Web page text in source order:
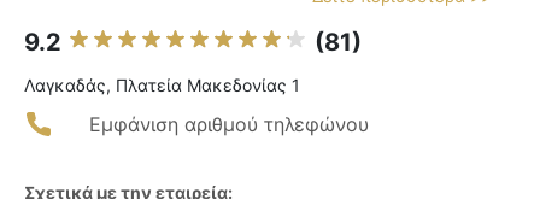
9.2 (81)
Λαγκαδάς, Πλατεία Μακεδονίας 1
Εμφάνιση αριθμού τηλεφώνου
Σχετικά με την εταιρεία: